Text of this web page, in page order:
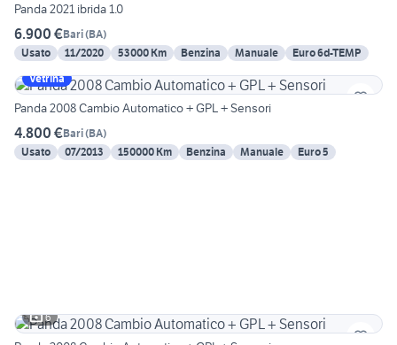
Panda 2021 ibrida 1.0
6.900 €Bari(BA)
Usato
11/2020 53000 Km Benzina Manuale
Euro 6d-TEMP
Vetrina
Panda 2008 Cambio Automatico + GPL + Sensori
4.800 €Bari(BA)
Usato
07/2013 150000 Km Benzina Manuale Euro 5
6